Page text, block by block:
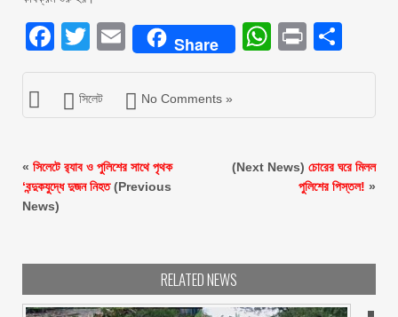
Facebook
Twitter
EmailShare Print
সিলেট No Comments »
« সিলেটে র‍্যাব ও পুলিশের সাথে পৃথক
‘বন্দুকযুদ্ধে দুজন নিহত(Previous
News)
(Next News) চোরের ঘরে মিলল
পুলিশের পিস্তল! »
RELATED NEWS